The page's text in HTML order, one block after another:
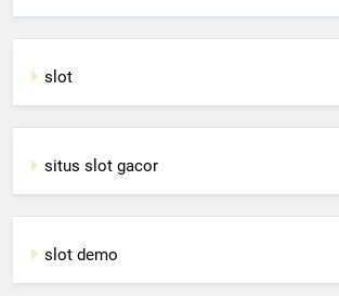
slot
situs slot gacor
slot demo